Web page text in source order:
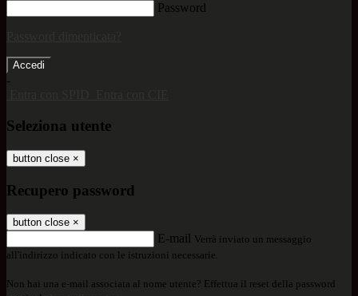
Password
-
Seleziona utente
button close ×
Recupero password
button close ×
E-mail Verrà inviato un messaggio
all'indirizzo indicato con le istruzioni necessarie.
Non hai una e-mail associata al nome utente? Effettua il reset della password